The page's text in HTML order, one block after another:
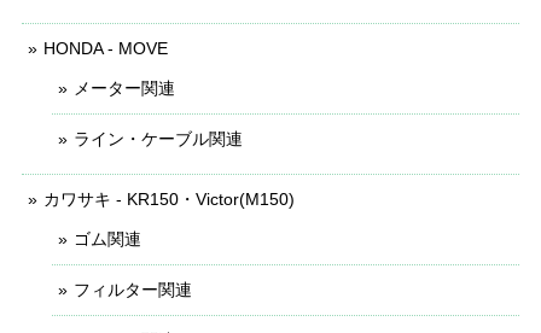
HONDA - MOVE
メーター関連
ライン・ケーブル関連
カワサキ - KR150・Victor(M150)
ゴム関連
フィルター関連